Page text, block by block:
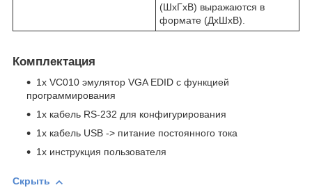
(ШxГxВ) выражаются в
формате (ДxШxВ).
Комплектация
1x VC010 эмулятор VGA EDID с функцией
программирования
1x кабель RS-232 для конфигурирования
1x кабель USВ -> питание постоянного тока
1x инструкция пользователя
Скрыть